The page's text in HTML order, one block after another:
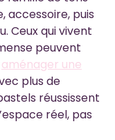
accessoire, puis
Ceux qui vivent
peuvent
aménager une
plus de
réussissent
réel, pas